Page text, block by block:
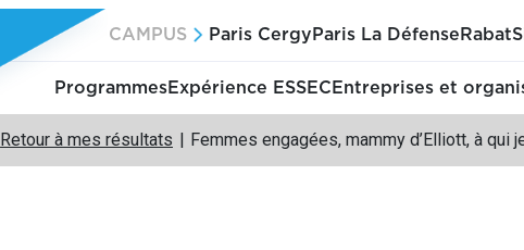
CAMPUS Paris Cergy Paris La Défense Rabat
ProgrammesExpérience ESSEC Entreprises et
Retour à mes résultats Femmes engagées, mammy d’Elliott, à qui